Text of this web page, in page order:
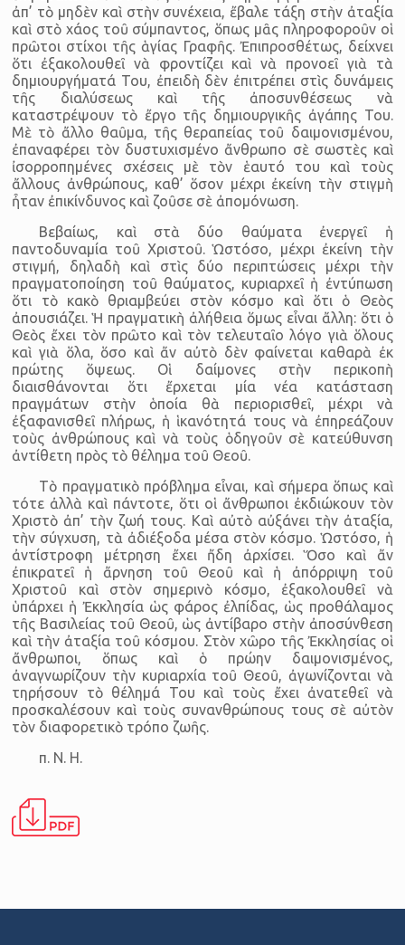
ἀπ’ τὸ μηδὲν καὶ στὴν συνέχεια, ἔβαλε τάξη στὴν ἀταξία
καὶ στὸ χάος τοῦ σύμπαντος, ὅπως μᾶς πληροφοροῦν οἱ
πρῶτοι στίχοι τῆς ἁγίας Γραφῆς. Ἐπιπροσθέτως, δείχνει
ὅτι ἐξακολουθεῖ νὰ φροντίζει καὶ νὰ προνοεῖ γιὰ τὰ
δημιουργήματά Του, ἐπειδὴ δὲν ἐπιτρέπει στὶς δυνάμεις
τῆς διαλύσεως καὶ τῆς ἀποσυνθέσεως νὰ
καταστρέψουν τὸ ἔργο τῆς δημιουργικῆς ἀγάπης Του.
Μὲ τὸ ἄλλο θαῦμα, τῆς θεραπείας τοῦ δαιμονισμένου,
ἐπαναφέρει τὸν δυστυχισμένο ἄνθρωπο σὲ σωστὲς καὶ
ἰσορροπημένες σχέσεις μὲ τὸν ἑαυτό του καὶ τοὺς
ἄλλους ἀνθρώπους, καθ’ ὅσον μέχρι ἐκείνη τὴν στιγμὴ
ἦταν ἐπικίνδυνος καὶ ζοῦσε σὲ ἀπομόνωση.
Βεβαίως, καὶ στὰ δύο θαύματα ἐνεργεῖ ἡ
παντοδυναμία τοῦ Χριστοῦ. Ὡστόσο, μέχρι ἐκείνη τὴν
στιγμή, δηλαδὴ καὶ στὶς δύο περιπτώσεις μέχρι τὴν
πραγματοποίηση τοῦ θαύματος, κυριαρχεῖ ἡ ἐντύπωση
ὅτι τὸ κακὸ θριαμβεύει στὸν κόσμο καὶ ὅτι ὁ Θεὸς
ἀπουσιάζει. Ἡ πραγματικὴ ἀλήθεια ὅμως εἶναι ἄλλη: ὅτι ὁ
Θεὸς ἔχει τὸν πρῶτο καὶ τὸν τελευταῖο λόγο γιὰ ὅλους
καὶ γιὰ ὅλα, ὅσο καὶ ἄν αὐτὸ δὲν φαίνεται καθαρὰ ἐκ
πρώτης ὅψεως. Οἱ δαίμονες στὴν περικοπὴ
διαισθάνονται ὅτι ἔρχεται μία νέα κατάσταση
πραγμάτων στὴν ὁποία θὰ περιορισθεῖ, μέχρι νὰ
ἐξαφανισθεῖ πλήρως, ἡ ἱκανότητά τους νὰ ἐπηρεάζουν
τοὺς ἀνθρώπους καὶ νὰ τοὺς ὁδηγοῦν σὲ κατεύθυνση
ἀντίθετη πρὸς τὸ θέλημα τοῦ Θεοῦ.
Τὸ πραγματικὸ πρόβλημα εἶναι, καὶ σήμερα ὅπως καὶ
τότε ἀλλὰ καὶ πάντοτε, ὅτι οἱ ἄνθρωποι ἐκδιώκουν τὸν
Χριστὸ ἀπ’ τὴν ζωή τους. Καὶ αὐτὸ αὐξάνει τὴν ἀταξία,
τὴν σύγχυση, τὰ ἀδιέξοδα μέσα στὸν κόσμο. Ὡστόσο, ἡ
ἀντίστροφη μέτρηση ἔχει ἤδη ἀρχίσει. Ὅσο καὶ ἄν
ἐπικρατεῖ ἡ ἄρνηση τοῦ Θεοῦ καὶ ἡ ἀπόρριψη τοῦ
Χριστοῦ καὶ στὸν σημερινὸ κόσμο, ἐξακολουθεῖ νὰ
ὑπάρχει ἡ Ἐκκλησία ὡς φάρος ἐλπίδας, ὡς προθάλαμος
τῆς Βασιλείας τοῦ Θεοῦ, ὡς ἀντίβαρο στὴν ἀποσύνθεση
καὶ τὴν ἀταξία τοῦ κόσμου. Στὸν χῶρο τῆς Ἐκκλησίας οἱ
ἄνθρωποι, ὅπως καὶ ὁ πρώην δαιμονισμένος,
ἀναγνωρίζουν τὴν κυριαρχία τοῦ Θεοῦ, ἀγωνίζονται νὰ
τηρήσουν τὸ θέλημά Του καὶ τοὺς ἔχει ἀνατεθεῖ νὰ
προσκαλέσουν καὶ τοὺς συνανθρώπους τους σὲ αὐτὸν
τὸν διαφορετικὸ τρόπο ζωῆς.
π. Ν. Η.